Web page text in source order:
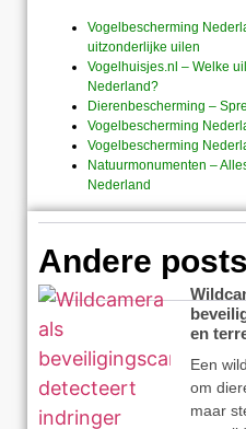
Vogelbescherming
uitzonderlijke uilen
Vogelhuisjes.nl – Welke
Nederland?
Dierenbescherming –
Vogelbescherming
Vogelbescherming
Natuurmonumenten –
Nederland
Andere posts
en
Een
om
maar